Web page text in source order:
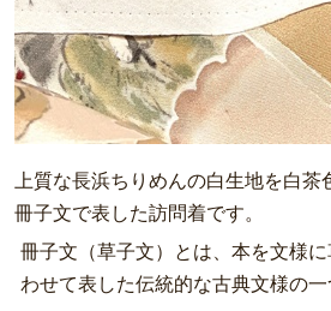
上質な長浜ちりめんの白生地を白
冊子文で表した訪問着です。
冊子文（草子文）とは、本を文様
わせて表した伝統的な古典文様の一